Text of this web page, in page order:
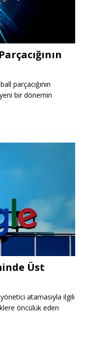
parçacığının
yeni bir dönemin
Üst
atamasıyla ilgili
öncülük eden